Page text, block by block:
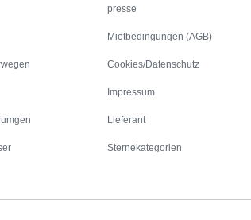
presse
Mietbedingungen (AGB)
Cookies/Datenschutz
Impressum
Lieferant
Sternekategorien